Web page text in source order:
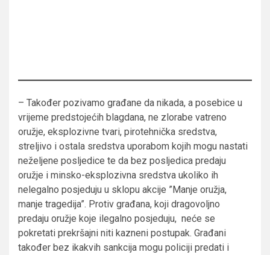
– Također pozivamo građane da nikada, a posebice u
vrijeme predstojećih blagdana, ne zlorabe vatreno
oružje, eksplozivne tvari, pirotehnička sredstva,
streljivo i ostala sredstva uporabom kojih mogu nastati
neželjene posljedice te da bez posljedica predaju
oružje i minsko-eksplozivna sredstva ukoliko ih
nelegalno posjeduju u sklopu akcije ”Manje oružja,
manje tragedija”. Protiv građana, koji dragovoljno
predaju oružje koje ilegalno posjeduju, neće se
pokretati prekršajni niti kazneni postupak. Građani
također bez ikakvih sankcija mogu policiji predati i